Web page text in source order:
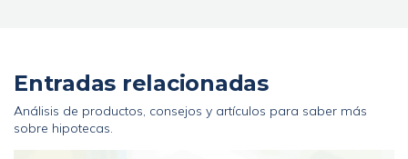
Entradas relacionadas
Análisis de productos, consejos y artículos para saber más
sobre hipotecas.